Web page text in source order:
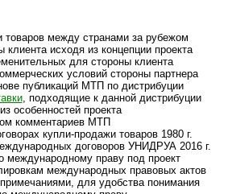
това­ров между стра­нами за рубе­жом
исходя из кон­цеп­ции про­екта
для сто­роны кли­ента
усло­вий сто­роны парт­нера
пуб­ли­ка­ций МТП по дист­ри­буции
, под­хо­дя­щие к дан­ной дист­ри­буции
особен­нос­тей про­екта
ком­мен­та­риев МТП
купли-­про­дажи това­ров 1980 г.
дого­во­ров УНИДРУА 2016 г.
меж­ду­на­род­ному праву под про­ект
меж­ду­на­род­ных пра­во­вых актов
для удоб­ства пони­мания